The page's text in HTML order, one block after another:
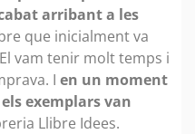
arribant a les
que inicialment va
vam tenir molt temps i
I en un moment
exemplars van
Llibre Idees.